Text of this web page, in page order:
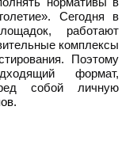
Сегодня в
работают
комплексы
Поэтому
формат,
собой личную